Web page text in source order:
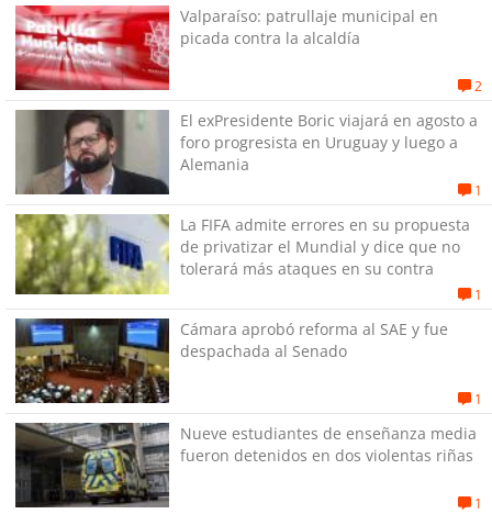
Valparaíso: patrullaje municipal en
picada contra la alcaldía
2
El exPresidente Boric viajará en agosto a
foro progresista en Uruguay y luego a
Alemania
1
La FIFA admite errores en su propuesta
de privatizar el Mundial y dice que no
tolerará más ataques en su contra
1
Cámara aprobó reforma al SAE y fue
despachada al Senado
1
Nueve estudiantes de enseñanza media
fueron detenidos en dos violentas riñas
1